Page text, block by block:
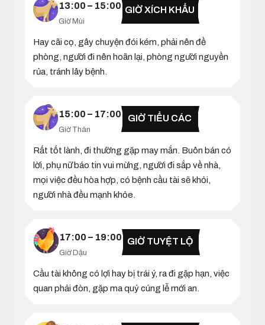
13:00 – 15:00
Giờ Mùi
GIỜ XÍCH KHẨU
Hay cãi cọ, gây chuyện đói kém, phải nên đề
phòng, người đi nên hoãn lại, phòng người nguyền
rủa, tránh lây bệnh.
15:00 – 17:00
Giờ Thân
GIỜ TIỂU CÁC
Rất tốt lành, đi thường gặp may mắn. Buôn bán có
lời, phụ nữ báo tin vui mừng, người đi sắp về nhà,
mọi việc đều hòa hợp, có bệnh cầu tài sẽ khỏi,
người nhà đều mạnh khỏe.
17:00 – 19:00
Giờ Dậu
GIỜ TUYỆT LỘ
Cầu tài không có lợi hay bị trái ý, ra đi gặp hạn, việc
quan phải đòn, gặp ma quỷ cúng lễ mới an.